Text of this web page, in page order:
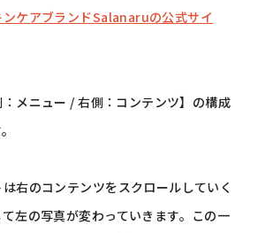
ンケアブランドSalanaruの公式サイ
メニュー / 右側：コンテンツ】の構成
右のコンテンツをスクロールしていく
左の写真が変わっていきます。この一